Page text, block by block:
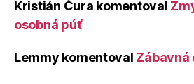
Kristián Čura komentoval
osobná púť
Lemmy komentoval Zábavná